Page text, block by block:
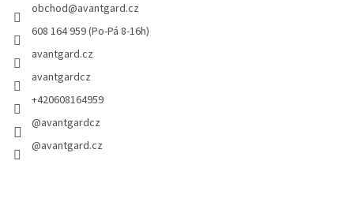
obchod@avantgard.cz
608 164 959 (Po-Pá 8-16h)
avantgard.cz
avantgardcz
+420608164959
@avantgardcz
@avantgard.cz